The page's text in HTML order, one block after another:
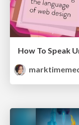
How To Speak